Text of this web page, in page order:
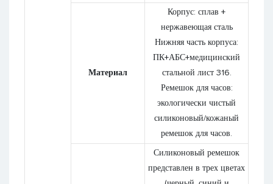
Материал
Корпус: сплав +
нержавеющая сталь
Нижняя часть корпуса:
ПК+АБС+медицинский
стальной лист 316.
Ремешок для часов:
экологически чистый
силиконовый/кожаный
ремешок для часов.
Силиконовый ремешок
представлен в трех цветах